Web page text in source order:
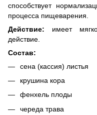
способствует
процесса пищеварения.
Действие: имеет
действие.
Состав:
сена (кассия) листья
крушина кора
фенхель плоды
череда трава